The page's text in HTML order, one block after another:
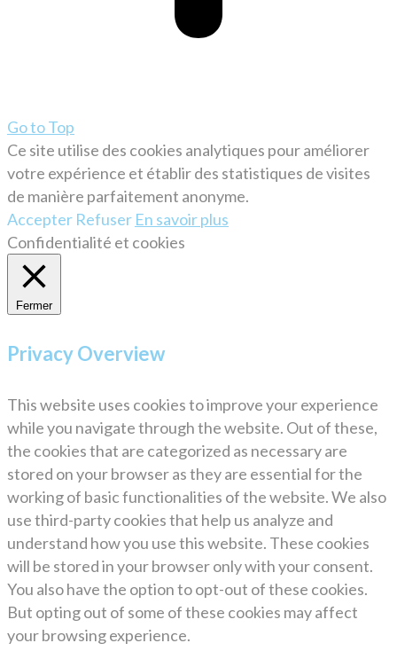
Go to Top
Ce site utilise des cookies analytiques pour améliorer
votre expérience et établir des statistiques de visites
de manière parfaitement anonyme.
Accepter Refuser En savoir plus
Confidentialité et cookies
Fermer
Privacy Overview
This website uses cookies to improve your experience
while you navigate through the website. Out of these,
the cookies that are categorized as necessary are
stored on your browser as they are essential for the
working of basic functionalities of the website. We also
use third-party cookies that help us analyze and
understand how you use this website. These cookies
will be stored in your browser only with your consent.
You also have the option to opt-out of these cookies.
But opting out of some of these cookies may affect
your browsing experience.